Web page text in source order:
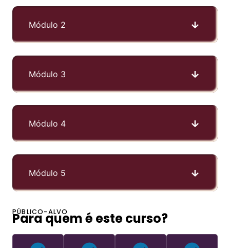
Módulo 2
Módulo 3
Módulo 4
Módulo 5
PÚBLICO-ALVO
Para quem é este curso?